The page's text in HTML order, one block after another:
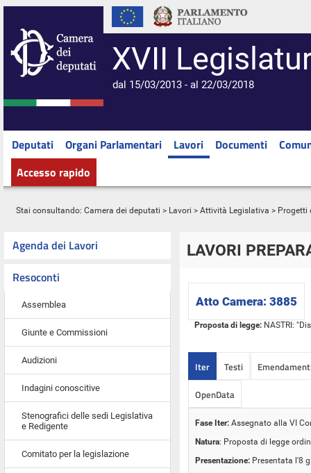
XVII
dal 15/03/2013 - al 22/03/2018
Deputati Organi Parlamentari Lavori Documenti
Accesso rapido
Stai consultando: Camera dei deputati > Lavori > Attività Legislativa > Progetti
Agenda dei Lavori
Resoconti
Assemblea
Giunte e Commissioni
Audizioni
Indagini conoscitive
Stenografici delle sedi Legislativa
e Redigente
Comitato per la legislazione
LAVORI
Atto Camera: 3885
Proposta di legge: NASTRI:
Iter Testi
OpenData
Fase Iter: Assegnato alla VI
Natura: Proposta di legge
Presentazione: Presentata l'8